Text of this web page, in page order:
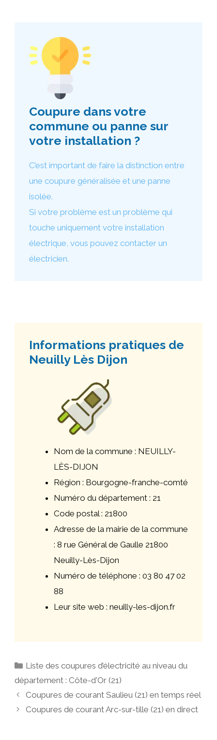
Coupure dans votre
commune ou panne sur
votre installation ?
C’est important de faire la distinction entre
une coupure généralisée et une panne
isolée.
Si votre problème est un problème qui
touche uniquement votre installation
électrique, vous pouvez contacter un
électricien.
Informations pratiques de
Neuilly Lès Dijon
Nom de la commune : NEUILLY-
LÈS-DIJON
Région : Bourgogne-franche-comté
Numéro du département : 21
Code postal : 21800
Adresse de la mairie de la commune
: 8 rue Général de Gaulle 21800
Neuilly-Lès-Dijon
Numéro de téléphone : 03 80 47 02
88
Leur site web : neuilly-les-dijon.fr
Catégories
Liste des coupures d’électricité au niveau du
département : Côte-d'Or (21)
Navigation
des
Coupures de courant Saulieu (21) en temps réel
Coupures de courant Arc-sur-tille (21) en direct